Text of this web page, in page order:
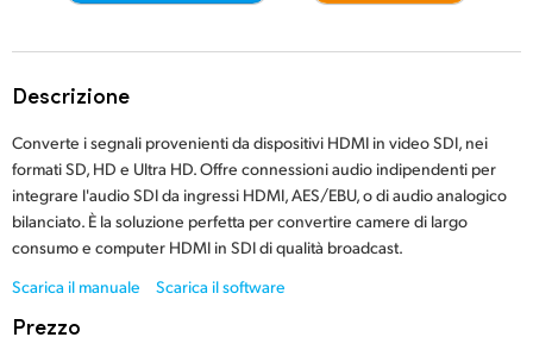
India
Italia
Descrizione
Converte i segnali provenienti da dispositivi HDMI in video SDI, nei
formati SD, HD e Ultra HD. Offre connessioni audio indipendenti per
integrare l'audio SDI da ingressi HDMI, AES/EBU, o di audio analogico
bilanciato. È la soluzione perfetta per convertire camere di largo
consumo e computer HDMI in SDI di qualità broadcast.
Scarica il manuale
Scarica il software
Prezzo